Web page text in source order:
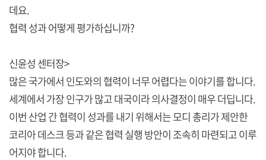
데요.
협력 성과 어떻게 평가하십니까?
신윤성 센터장>
많은 국가에서 인도와의 협력이 너무 어렵다는 이야기를 합니다.
세계에서 가장 인구가 많고 대국이라 의사결정이 매우 더딥니다.
이번 산업 간 협력이 성과를 내기 위해서는 모디 총리가 제안한
코리아 데스크 등과 같은 협력 실행 방안이 조속히 마련되고 이루
어지야 합니다.